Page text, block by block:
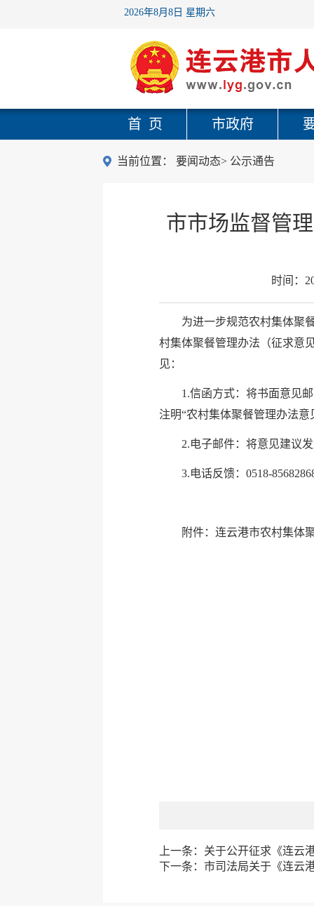
2026年8月8日 星期六
首 页 市政府
当前位置： 要闻动态> 公示通告
市市场监督管
时间：
为进一步规范农村集体聚
村集体聚餐管理办法（征求意
见：
1.信函方式：将书面意见
注明“农村集体聚餐管理办法意
2.电子邮件：将意见建议
3.电话反馈：0518-
附件： 连云港市农村集体
上一条： 关于公开征求《连云
下一条： 市司法局关于《连云